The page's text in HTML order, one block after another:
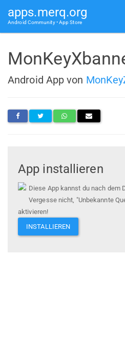
apps.merq.org
Android Community • App Store
Android App von
App installieren
Diese App kannst du nach dem
Vergesse nicht, "Unbekannte
aktivieren!
INSTALLIEREN